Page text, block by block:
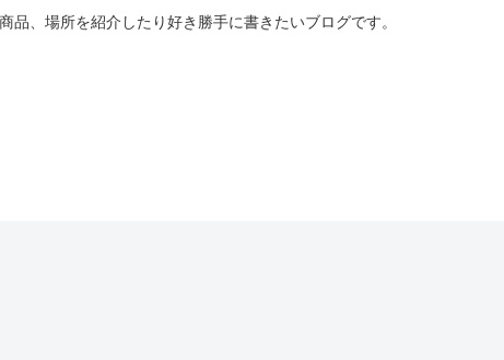
、場所を紹介したり好き勝手に書きたいブログです。